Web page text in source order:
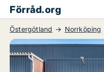
Förråd.org
Östergötland Norrköping